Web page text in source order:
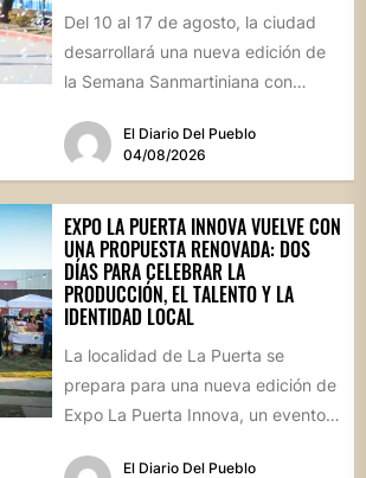
Del 10 al 17 de agosto, la ciudad
desarrollará una nueva edición de
la Semana Sanmartiniana con
El Diario Del Pueblo
04/08/2026
EXPO LA PUERTA INNOVA VUELVE CON
UNA PROPUESTA RENOVADA: DOS
DÍAS PARA CELEBRAR LA
PRODUCCIÓN, EL TALENTO Y LA
IDENTIDAD LOCAL
La localidad de La Puerta se
prepara para una nueva edición de
Expo La Puerta Innova, un evento
El Diario Del Pueblo